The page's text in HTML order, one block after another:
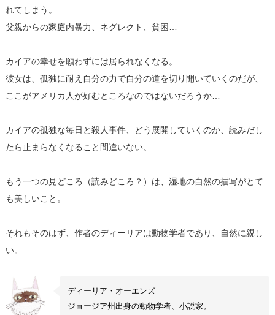
れてしまう。
父親からの家庭内暴力、ネグレクト、貧困…
カイアの幸せを願わずには居られなくなる。
彼女は、孤独に耐え自分の力で自分の道を切り開いていくのだが、
ここがアメリカ人が好むところなのではないだろうか…
カイアの孤独な毎日と殺人事件、どう展開していくのか、読みだし
たら止まらなくなること間違いない。
もう一つの見どころ（読みどころ？）は、湿地の自然の描写がとて
も美しいこと。
それもそのはず、作者のディーリアは動物学者であり、自然に親し
い。
ディーリア・オーエンズ
ジョージア州出身の動物学者、小説家。